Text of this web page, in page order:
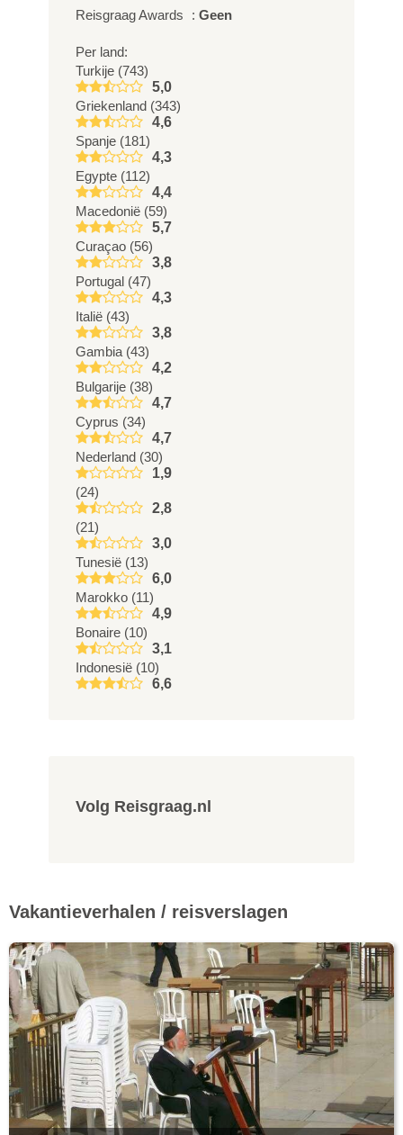
Reisgraag Awards : Geen
Per land:
Turkije (743)
5,0
Griekenland (343)
4,6
Spanje (181)
4,3
Egypte (112)
4,4
Macedonië (59)
5,7
Curaçao (56)
3,8
Portugal (47)
4,3
Italië (43)
3,8
Gambia (43)
4,2
Bulgarije (38)
4,7
Cyprus (34)
4,7
Nederland (30)
1,9
(24)
2,8
(21)
3,0
Tunesië (13)
6,0
Marokko (11)
4,9
Bonaire (10)
3,1
Indonesië (10)
6,6
Volg Reisgraag.nl
Vakantieverhalen / reisverslagen